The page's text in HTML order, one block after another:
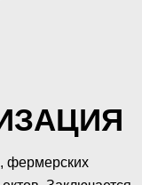
фермерских